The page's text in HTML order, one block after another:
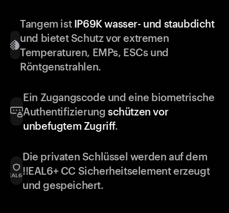
Tangem ist IP69K wasser- und staubdicht
und bietet Schutz vor extremen
Temperaturen, EMPs, ESCs und
Röntgenstrahlen.
Ein Zugangscode und eine biometrische
Authentifizierung schützen vor
unbefugtem Zugriff.
Die privaten Schlüssel werden auf dem
!!EAL6+ CC Sicherheitselement erzeugt
und gespeichert.